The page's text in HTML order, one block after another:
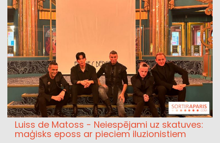
Luiss de Matoss - Neiespējami uz skatuves:
maģisks eposs ar pieciem iluzionistiem